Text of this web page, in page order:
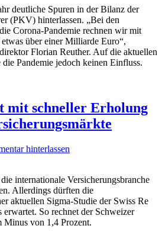
deutliche Spuren in der Bilanz der
(PKV) hinterlassen. „Bei den
Corona-Pandemie rechnen wir mit
über einer Milliarde Euro“,
Florian Reuther. Auf die aktuellen
die Pandemie jedoch keinen Einfluss.
mit schneller Erholung
hinterlassen
internationale Versicherungsbranche
Allerdings dürften die
aktuellen Sigma-Studie der Swiss Re
erwartet. So rechnet der Schweizer
Minus von 1,4 Prozent.